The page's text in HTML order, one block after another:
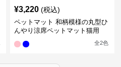
¥3,220 (税込)
ペットマット 和柄模様の丸型ひ
んやり涼席ペットマット猫用
全2色